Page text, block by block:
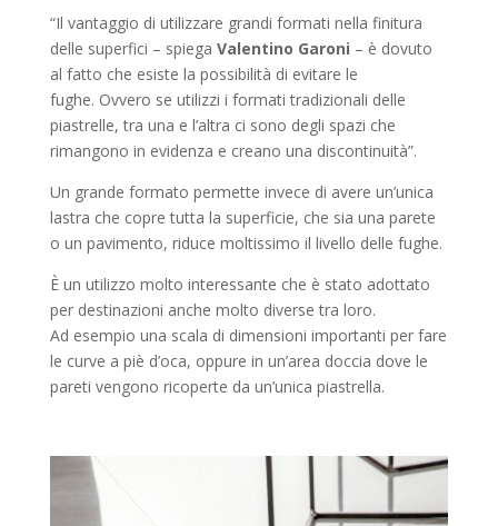
“Il vantaggio di utilizzare grandi formati nella finitura
delle superfici – spiega Valentino Garoni – è dovuto
al fatto che esiste la possibilità di evitare le
fughe. Ovvero se utilizzi i formati tradizionali delle
piastrelle, tra una e l’altra ci sono degli spazi che
rimangono in evidenza e creano una discontinuità”.
Un grande formato permette invece di avere un’unica
lastra che copre tutta la superficie, che sia una parete
o un pavimento, riduce moltissimo il livello delle fughe.
È un utilizzo molto interessante che è stato adottato
per destinazioni anche molto diverse tra loro.
Ad esempio una scala di dimensioni importanti per fare
le curve a piè d’oca, oppure in un’area doccia dove le
pareti vengono ricoperte da un’unica piastrella.